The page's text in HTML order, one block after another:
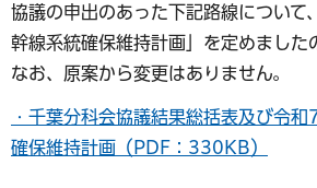
協議の申出のあった下記路線について
幹線系統確保維持計画」を定めました
なお、原案から変更はありません。
・千葉分科会協議結果総括表及び令
確保維持計画（PDF：330KB）